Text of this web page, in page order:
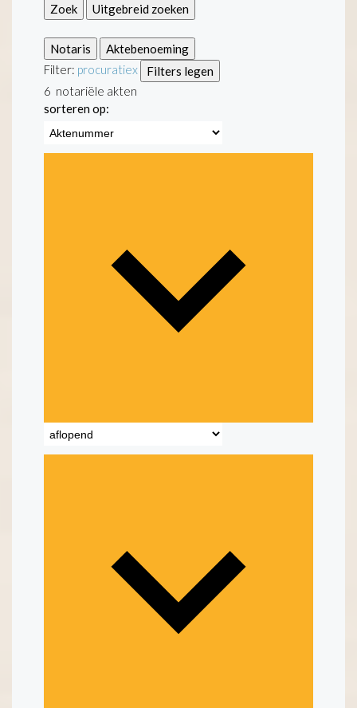
Zoek Uitgebreid zoeken
Notaris
Aktebenoeming
Filter: procuratiex
Filters legen
6 notariële akten
sorteren op: